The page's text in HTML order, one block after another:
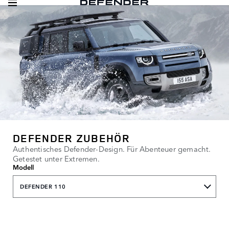
DEFENDER ZUBEHÖR
Authentisches Defender-Design. Für Abenteuer gemacht.
Getestet unter Extremen.
Modell
DEFENDER 110